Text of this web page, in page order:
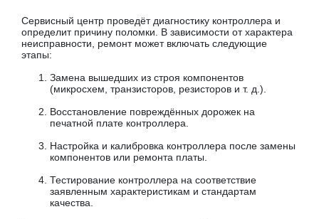
Сервисный центр проведёт диагностику контроллера и
определит причину поломки. В зависимости от характера
неисправности, ремонт может включать следующие
этапы:
Замена вышедших из строя компонентов
(микросхем, транзисторов, резисторов и т. д.).
Восстановление повреждённых дорожек на
печатной плате контроллера.
Настройка и калибровка контроллера после замены
компонентов или ремонта платы.
Тестирование контроллера на соответствие
заявленным характеристикам и стандартам
качества.